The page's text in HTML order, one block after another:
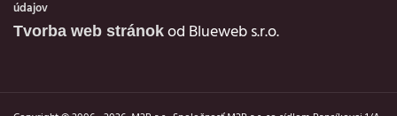
údajov
Tvorba web stránok od Blueweb s.r.o.